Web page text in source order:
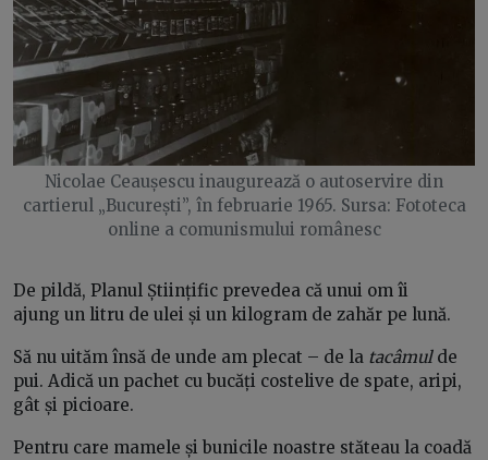
Nicolae Ceaușescu inaugurează o autoservire din
cartierul „București”, în februarie 1965. Sursa: Fototeca
online a comunismului românesc
De pildă, Planul Științific prevedea că unui om îi
ajung un litru de ulei și un kilogram de zahăr pe lună.
Să nu uităm însă de unde am plecat – de la tacâmulde
pui. Adică un pachet cu bucăți costelive de spate, aripi,
gât și picioare.
Pentru care mamele și bunicile noastre stăteau la coadă